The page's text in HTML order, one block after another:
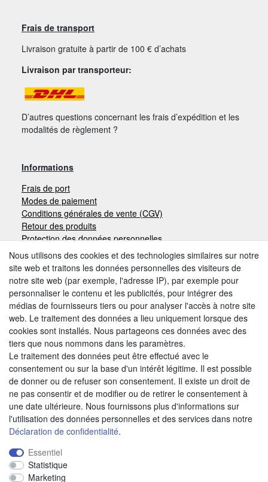
Frais de transport
Livraison gratuite à partir de 100 € d’achats
Livraison par transporteur:
D’autres questions concernant les frais d’expédition et les
modalités de règlement ?
Informations
Frais de port
Modes de paiement
Conditions générales de vente (CGV)
Retour des produits
Protection des données personnelles
Mentions légales
Moyens de paiement
Autres modes de paiement:
Paiement à réception de facture
Paiement anticipé
Nous trouver
Nous utilisons des cookies et des technologies similaires sur notre
site web et traitons les données personnelles des visiteurs de
notre site web (par exemple, l'adresse IP), par exemple pour
personnaliser le contenu et les publicités, pour intégrer des
médias de fournisseurs tiers ou pour analyser l'accès à notre site
web. Le traitement des données a lieu uniquement lorsque des
cookies sont installés. Nous partageons ces données avec des
tiers que nous nommons dans les paramètres.
Le traitement des données peut être effectué avec le
consentement ou sur la base d'un intérêt légitime. Il est possible
de donner ou de refuser son consentement. Il existe un droit de
ne pas consentir et de modifier ou de retirer le consentement à
une date ultérieure. Nous fournissons plus d'informations sur
l'utilisation des données personnelles et des services dans notre
Déclaration de confidentialité.
Essentiel
Statistique
Marketing